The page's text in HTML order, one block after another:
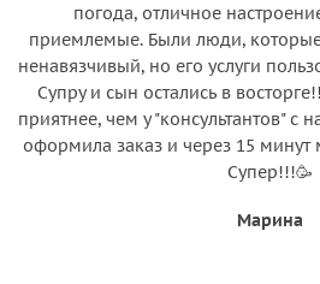
погода, отличное
приемлемые. Были люди,
ненавязчивый, но его услуги
Супру и сын остались в
приятнее, чем у "консультантов" с
оформила заказ и через 15 минут
Супер!!!🥳
Марина